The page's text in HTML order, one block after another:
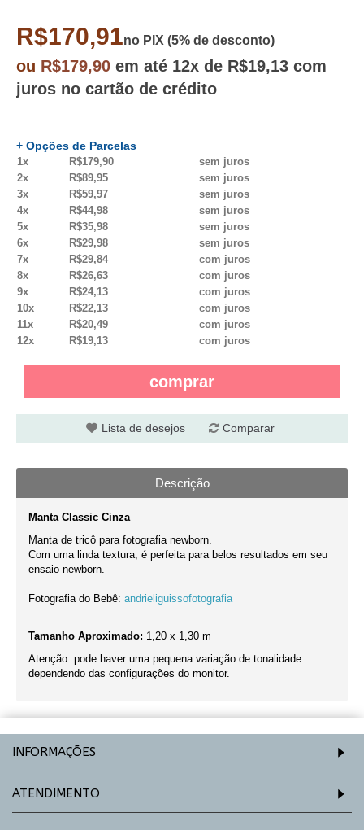
R$170,91no PIX (5% de desconto)
ou R$179,90 em até 12x de R$19,13 com
juros no cartão de crédito
+ Opções de Parcelas
1x R$179,90
sem juros
2x
R$89,95
sem juros
3x
R$59,97
sem juros
4x
R$44,98
sem juros
5x
R$35,98
sem juros
6x
R$29,98
sem juros
7x
R$29,84
com juros
8x
R$26,63
com juros
9x
R$24,13
com juros
10x
R$22,13
com juros
11x
R$20,49
com juros
12x
R$19,13 com juros
comprar
Lista de desejos Comparar
Descrição
Manta Classic Cinza
Manta de tricô para fotografia newborn.
Com uma linda textura, é perfeita para belos resultados em seu
ensaio newborn.
Fotografia do Bebê: andrieliguissofotografia
Tamanho Aproximado: 1,20 x 1,30 m
Atenção: pode haver uma pequena variação de tonalidade
dependendo das configurações do monitor.
INFORMAÇÕES
ATENDIMENTO